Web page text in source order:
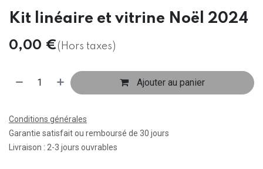
Kit linéaire et vitrine Noël 2024
0,00 €(Hors taxes)
Ajouter au panier
Conditions générales
Garantie satisfait ou remboursé de 30 jours
Livraison : 2-3 jours ouvrables